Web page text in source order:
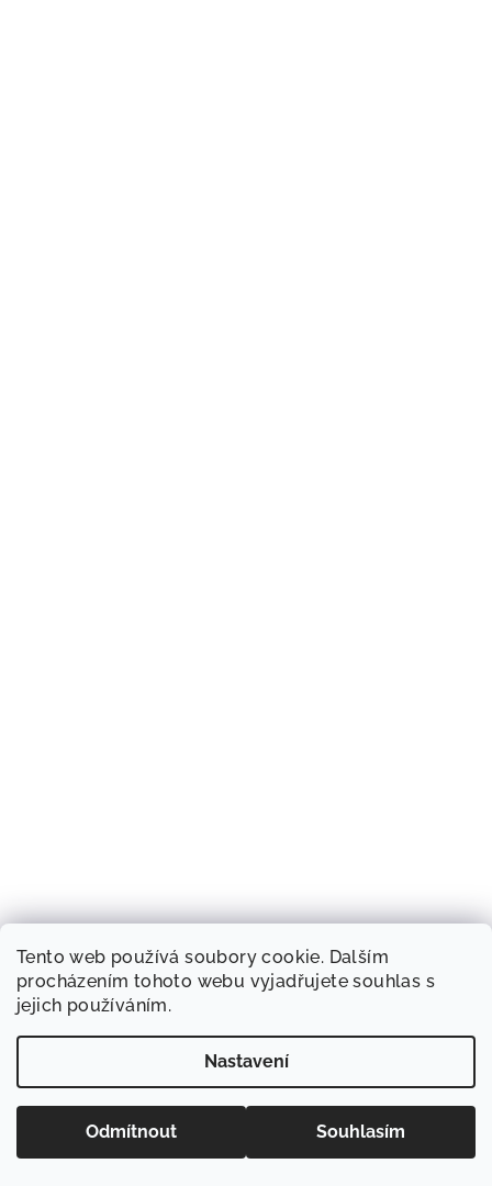
Tento web používá soubory cookie. Dalším
procházením tohoto webu vyjadřujete souhlas s
jejich používáním.
Nastavení
Odmítnout Souhlasím